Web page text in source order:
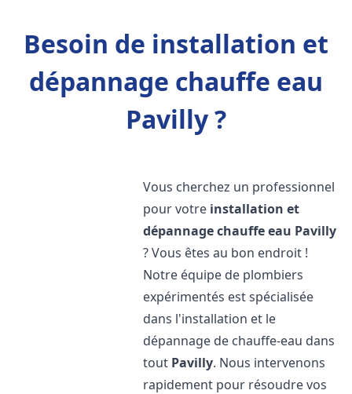
Besoin de installation et
dépannage chauffe eau
Pavilly ?
Vous cherchez un professionnel
pour votre installation et
dépannage chauffe eau Pavilly
? Vous êtes au bon endroit !
Notre équipe de plombiers
expérimentés est spécialisée
dans l'installation et le
dépannage de chauffe-eau dans
tout Pavilly. Nous intervenons
rapidement pour résoudre vos